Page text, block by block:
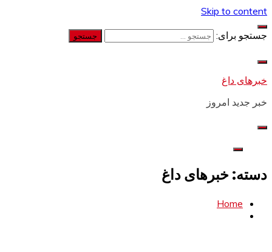
Skip to content
جستجو برای:
خبرهای داغ
خبر جدید امروز
دسته: خبرهای داغ
Home